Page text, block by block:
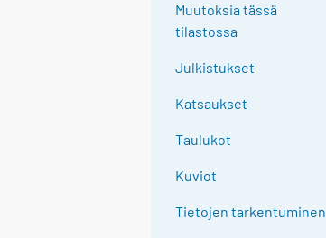
Muutoksia tässä
tilastossa
Julkistukset
Katsaukset
Taulukot
Kuviot
Tietojen tarkentuminen